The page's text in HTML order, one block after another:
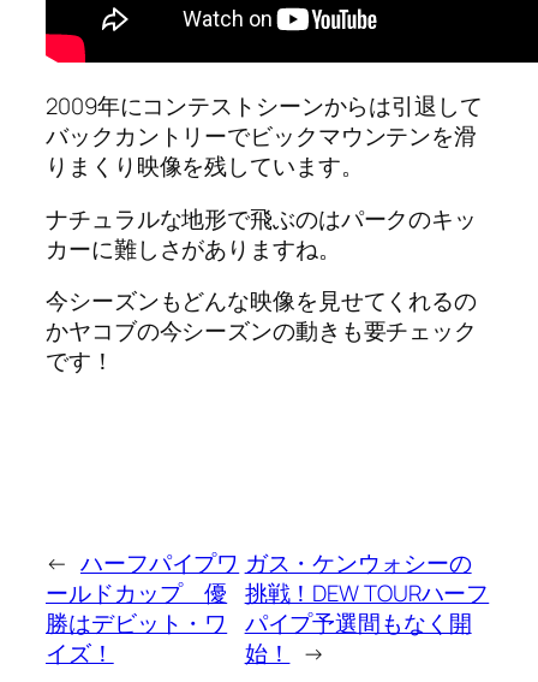
2009年にコンテストシーンからは引退して
バックカントリーでビックマウンテンを滑
りまくり映像を残しています。
ナチュラルな地形で飛ぶのはパークのキッ
カーに難しさがありますね。
今シーズンもどんな映像を見せてくれるの
かヤコブの今シーズンの動きも要チェック
です！
← ハーフパイプワ
ールドカップ 優
勝はデビット・ワ
イズ！
ガス・ケンウォシーの
挑戦！DEW TOURハーフ
パイプ予選間もなく開
始！
→